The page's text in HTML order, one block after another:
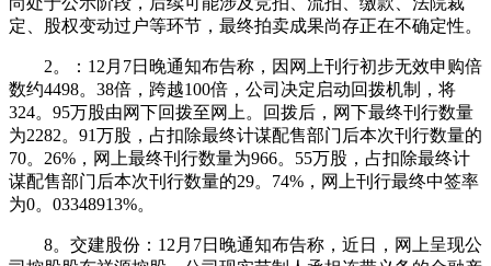
定、股权变动过户等环节，最终拍卖成果尚存正在不确定性。
2。：12月7日晚通知布告称，因网上刊行初步无效申购倍
数约4498。38倍，跨越100倍，公司决定启动回拨机制，将
324。95万股由网下回拨至网上。回拨后，网下最终刊行数量
为2282。91万股，占扣除最终计谋配售部门后本次刊行数量的
70。26%，网上最终刊行数量为966。55万股，占扣除最终计
谋配售部门后本次刊行数量的29。74%，网上刊行最终中签率
为0。03348913%。
8。交建股份：12月7日晚通知布告称，近日，网上呈现公